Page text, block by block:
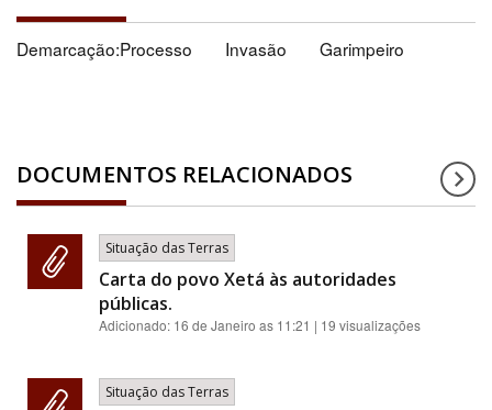
Demarcação:Processo Invasão Garimpeiro
DOCUMENTOS RELACIONADOS
Situação das Terras
Carta do povo Xetá às autoridades
públicas.
Adicionado: 16 de Janeiro as 11:21 | 19 visualizações
Situação das Terras